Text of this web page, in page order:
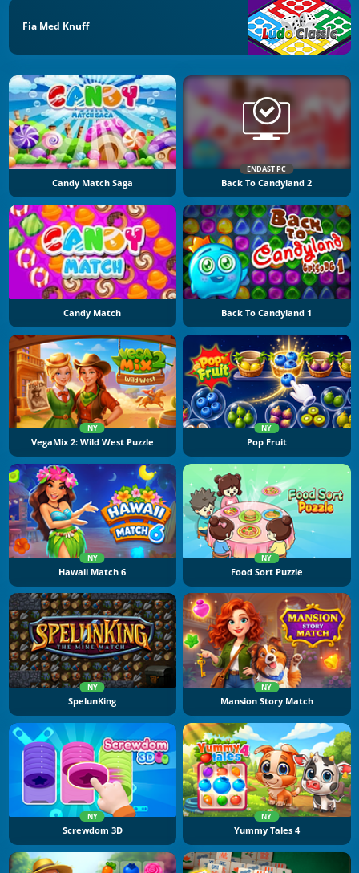
Fia Med Knuff
Candy Match Saga
ENDAST PC
Back To Candyland 2
Candy Match Back To Candyland 1
NY
VegaMix 2: Wild West Puzzle
NY
Pop Fruit
NY
Hawaii Match 6
NY
Food Sort Puzzle
NY
SpelunKing
NY
Mansion Story Match
NY
Screwdom 3D
NY
Yummy Tales 4